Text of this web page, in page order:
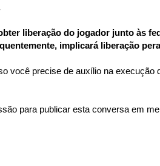
liberação do jogador junto às
implicará liberação
você precise de auxílio na execução
para publicar esta conversa em